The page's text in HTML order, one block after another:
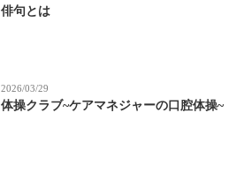
俳句とは
2026/03/29
体操クラブ~ケアマネジャーの口腔体操~